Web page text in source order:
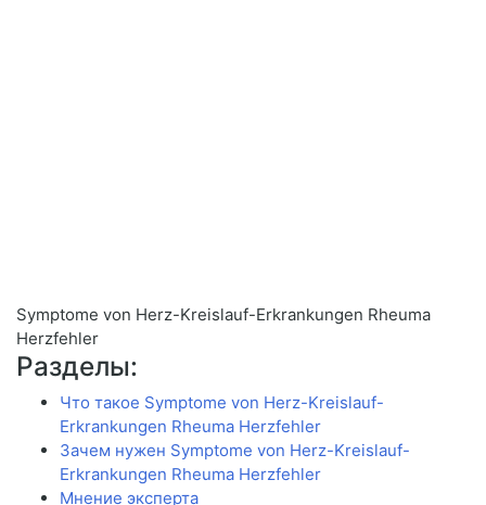
Symptome von Herz-Kreislauf-Erkrankungen Rheuma
Herzfehler
Разделы:
Что такое Symptome von Herz-Kreislauf-
Erkrankungen Rheuma Herzfehler
Зачем нужен Symptome von Herz-Kreislauf-
Erkrankungen Rheuma Herzfehler
Мнение эксперта